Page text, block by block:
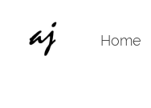
Home